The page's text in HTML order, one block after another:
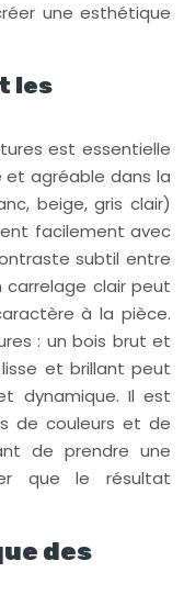
une esthétique
les
est essentielle
et agréable dans la
beige, gris clair)
facilement avec
subtil entre
clair peut
à la pièce.
: un bois brut et
et brillant peut
dynamique. Il est
de couleurs et de
de prendre une
que le résultat
des